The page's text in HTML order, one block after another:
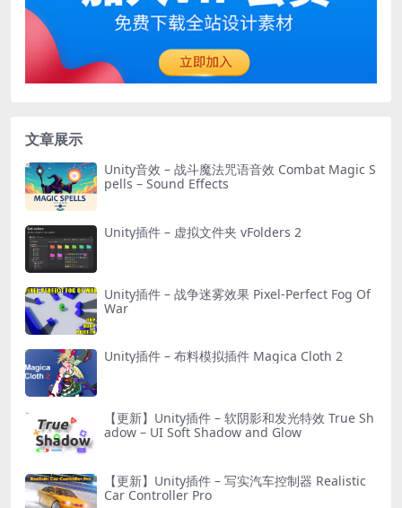
文章展示
Unity音效 – 战斗魔法咒语音效 Combat Magic S
pells – Sound Effects
Unity插件 – 虚拟文件夹 vFolders 2
Unity插件 – 战争迷雾效果 Pixel-Perfect Fog Of
War
Unity插件 – 布料模拟插件 Magica Cloth 2
【更新】Unity插件 – 软阴影和发光特效 True Sh
adow – UI Soft Shadow and Glow
【更新】Unity插件 – 写实汽车控制器 Realistic
Car Controller Pro